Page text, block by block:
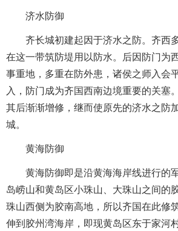
济水防御
齐长城初建起因于济水之防。齐西
在这一带筑防堤用以防水。后因防门为
事重地，多重在防外患，诸侯之师入会
入，防门成为齐国西南边境重要的关塞
其后渐渐增修，继而使原先的济水之防
城。
黄海防御
黄海防御即是沿黄海海岸线进行的
岛崂山和黄岛区小珠山、大珠山之间的
珠山西侧为胶南高地，所以齐国在此修
伸到胶州湾海岸，即现黄岛区东于家河